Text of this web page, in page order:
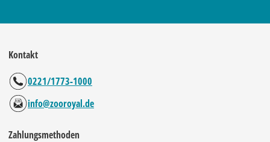
Kontakt
0221/1773-1000
info@zooroyal.de
Zahlungsmethoden